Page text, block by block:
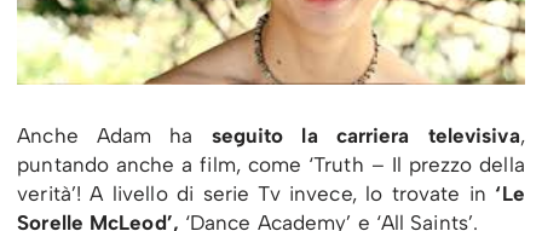
Anche Adam ha seguito la carriera televisiva,
puntando anche a film, come ‘Truth – Il prezzo della
verità’! A livello di serie Tv invece, lo trovate in ‘Le
Sorelle McLeod’, ‘Dance Academy’ e ‘All Saints’.